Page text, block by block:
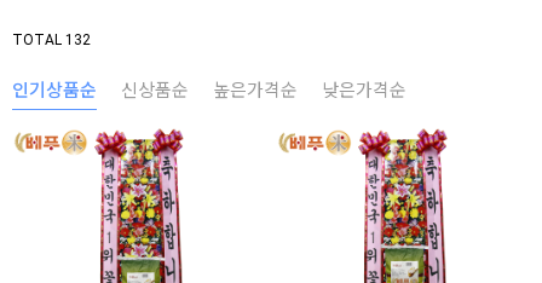
TOTAL 132
인기상품순 신상품순 높은가격순 낮은가격순